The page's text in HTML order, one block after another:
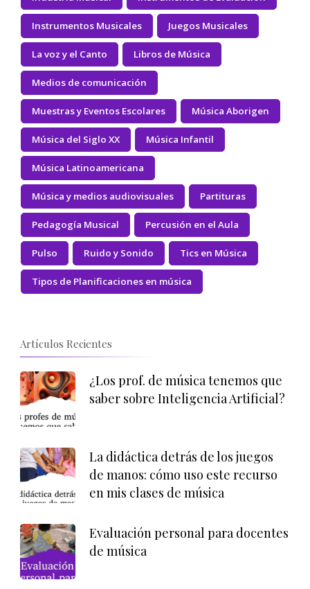
Instrumentos Musicales Juegos Musicales
La voz y el Canto Libros de Música
Medios de comunicación
Muestras y Eventos Escolares Música Aborigen
Música del Siglo XX Música Infantil
Música Latinoamericana
Música y medios audiovisuales Partituras
Pedagogía Musical Percusión en el Aula
Pulso Ruido y Sonido Tics en Música
Tipos de Planificaciones en música
Artículos Recientes
¿Los prof. de música tenemos que
saber sobre Inteligencia Artificial?
La didáctica detrás de los juegos
de manos: cómo uso este recurso
en mis clases de música
Evaluación personal para docentes
de música